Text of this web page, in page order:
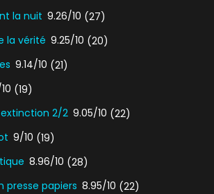
la nuit 9.26/10 (27)
la vérité 9.25/10 (20)
9.14/10 (21)
(19)
extinction 2/2 9.05/10 (22)
9/10 (19)
8.96/10 (28)
presse papiers 8.95/10 (22)